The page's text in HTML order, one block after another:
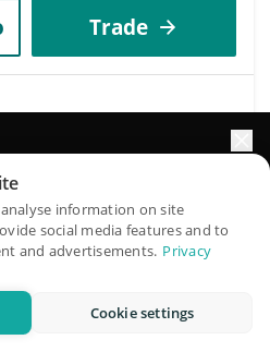
Trade
13.80%
completa de estratégias onde
backtest e otimizam suas
de mercado
grátis
information on site
social media features and to
and advertisements. Privacy
Cookie settings